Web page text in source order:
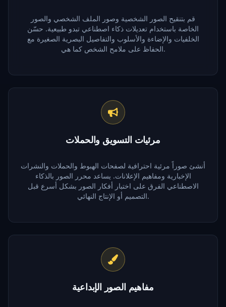
قم بتنقيح الصور الشخصية وصور الملف الشخصي والصور
الخاصة باستخدام تعديلات ذكاء اصطناعي تبدو طبيعية. حسّن
الخلفيات والإضاءة والأسلوب والتفاصيل البصرية الصغيرة مع
الحفاظ على ملامح الشخص كما هي.
مرئيات التسويق والحملات
أنشئ صوراً مرئية احترافية لصفحات الهبوط والحملات والنشرات
الإخبارية ومفاهيم الإعلانات. يساعد محرر الصور بالذكاء
الاصطناعي الفرق على اختبار أفكار الصور بشكل أسرع قبل
التصميم أو الإنتاج النهائي.
مفاهيم الصور الإبداعية